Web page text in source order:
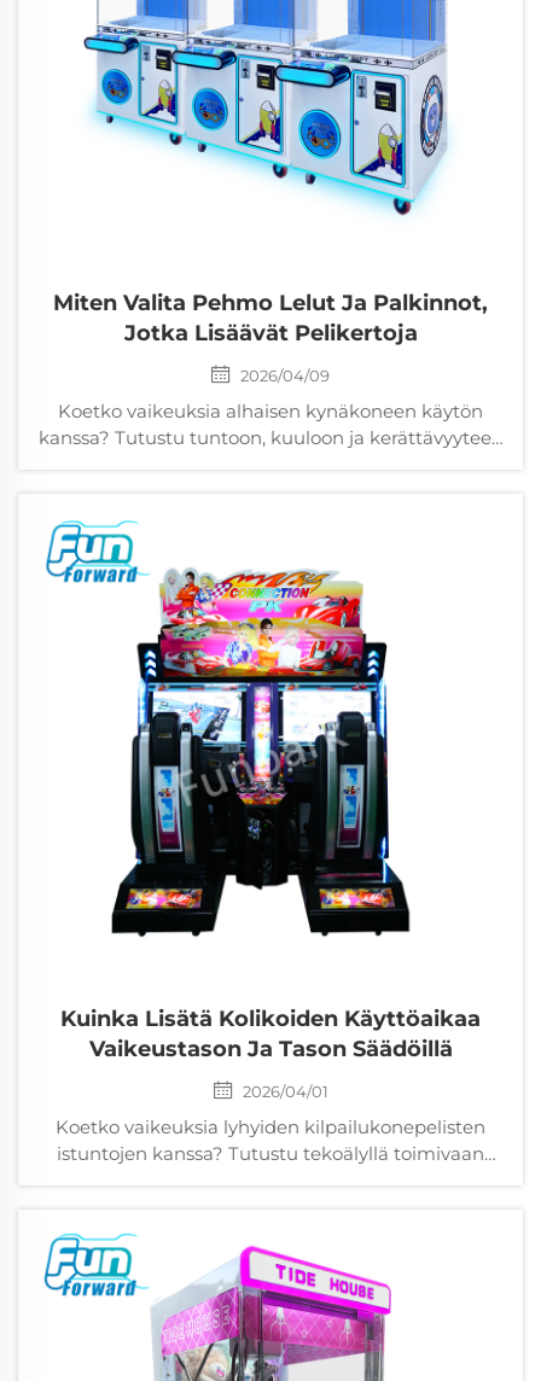
Miten Valita Pehmo Lelut Ja Palkinnot,
Jotka Lisäävät Pelikertoja
2026/04/09
Koetko vaikeuksia alhaisen kynäkoneen käytön
kanssa? Tutustu tuntoon, kuuloon ja kerättävyyteen
kuulo- ja kerättävyyspainotteisen suunnittelun
salaisuudet. Hanki nyt tuottavuutesi optimoitu
palkintotaktiikka.
Kuinka Lisätä Kolikoiden Käyttöaikaa
Vaikeustason Ja Tason Säädöillä
2026/04/01
Koetko vaikeuksia lyhyiden kilpailukonepelisten
istuntojen kanssa? Tutustu tekoälyllä toimivaan